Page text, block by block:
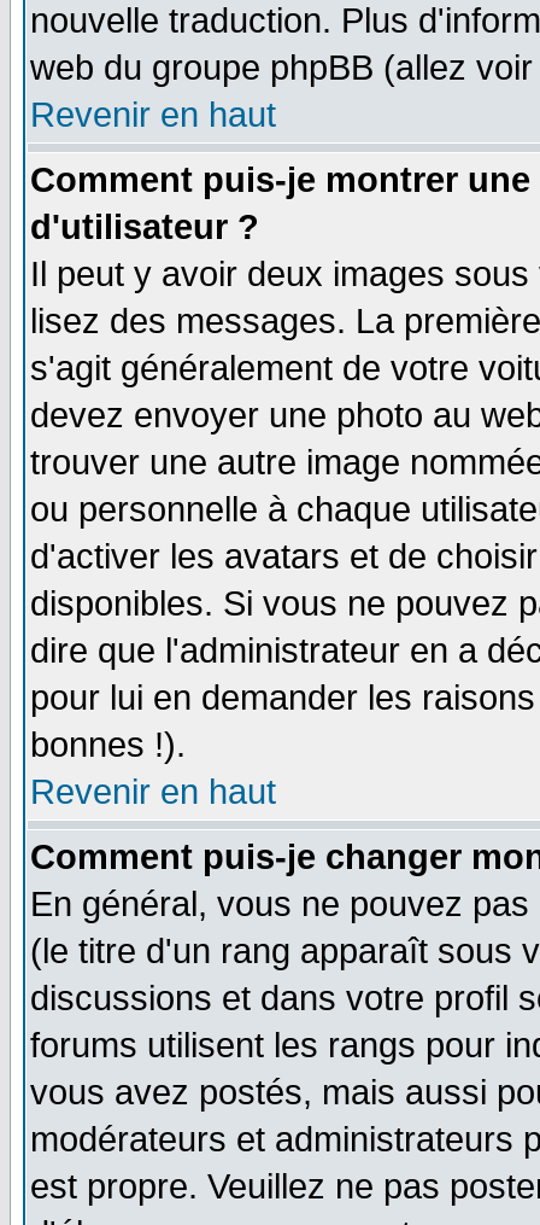
nouvelle traduction. Plus
web du groupe phpBB (allez
Revenir en haut
Comment puis-je montrer
d'utilisateur ?
Il peut y avoir deux images
lisez des messages. La
s'agit généralement de votre
devez envoyer une photo au
trouver une autre image
ou personnelle à chaque
d'activer les avatars et de
disponibles. Si vous ne pouvez
dire que l'administrateur en a
pour lui en demander les
bonnes !).
Revenir en haut
Comment puis-je changer
En général, vous ne pouvez
(le titre d'un rang apparaît sous
discussions et dans votre profil
forums utilisent les rangs pour
vous avez postés, mais aussi
modérateurs et administrateurs
est propre. Veuillez ne pas